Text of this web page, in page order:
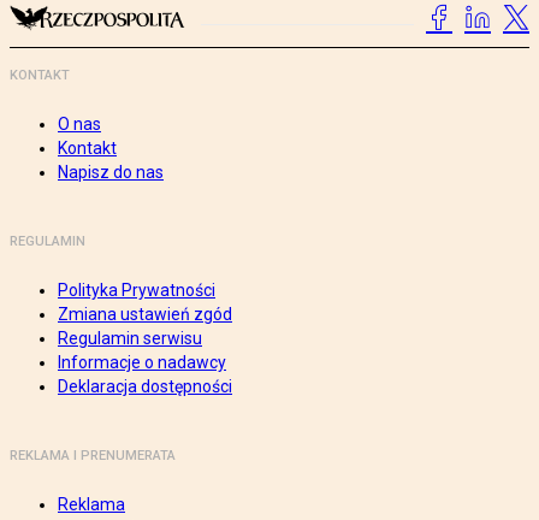
KONTAKT
O nas
Kontakt
Napisz do nas
REGULAMIN
Polityka Prywatności
Zmiana ustawień zgód
Regulamin serwisu
Informacje o nadawcy
Deklaracja dostępności
REKLAMA I PRENUMERATA
Reklama